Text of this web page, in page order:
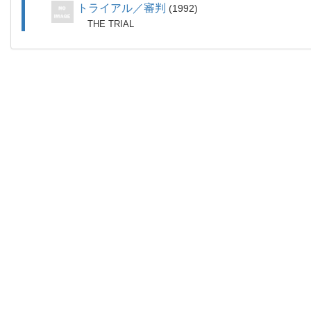
トライアル／審判 1992
THE TRIAL